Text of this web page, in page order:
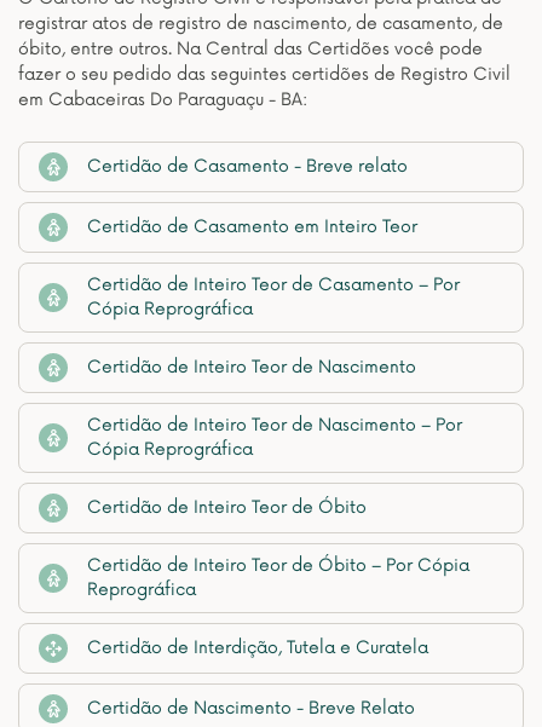
registrar atos de registro de nascimento, de casamento, de
óbito, entre outros. Na Central das Certidões você pode
fazer o seu pedido das seguintes certidões de Registro Civil
em Cabaceiras Do Paraguaçu - BA:
Certidão de Casamento - Breve relato
Certidão de Casamento em Inteiro Teor
Certidão de Inteiro Teor de Casamento – Por
Cópia Reprográfica
Certidão de Inteiro Teor de Nascimento
Certidão de Inteiro Teor de Nascimento – Por
Cópia Reprográfica
Certidão de Inteiro Teor de Óbito
Certidão de Inteiro Teor de Óbito – Por Cópia
Reprográfica
Certidão de Interdição, Tutela e Curatela
Certidão de Nascimento - Breve Relato